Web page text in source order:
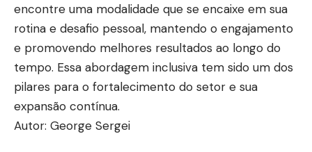
encontre uma modalidade que se encaixe em sua
rotina e desafio pessoal, mantendo o engajamento
e promovendo melhores resultados ao longo do
tempo. Essa abordagem inclusiva tem sido um dos
pilares para o fortalecimento do setor e sua
expansão contínua.
Autor: George Sergei